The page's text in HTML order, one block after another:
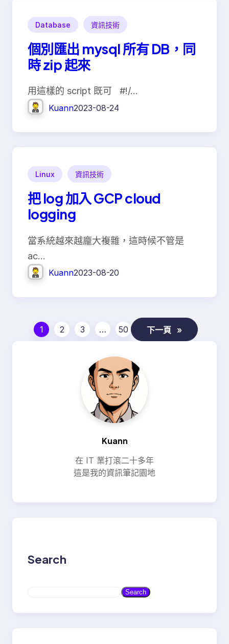
Database 資訊技術
個別匯出 mysql 所有 DB，同
時 zip 起來
用這樣的 script 既可 #!/…
Kuann2023-08-24
Linux 資訊技術
把 log 加入 GCP cloud
logging
當系統越來越龐大複雜，這時候不管是
ac…
Kuann2023-08-20
1 2 3 … 50 下一頁 »
Kuann
在 IT 業打滾二十多年
這是我的資訊筆記園地
Search
a
Search